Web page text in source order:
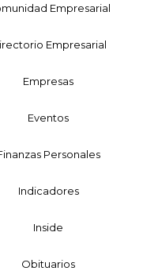
Empresarial
Empresarial
Empresas
Eventos
Personales
Indicadores
Inside
Obituarios